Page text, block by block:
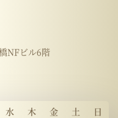
NFビル6階
水 木 金 土
日